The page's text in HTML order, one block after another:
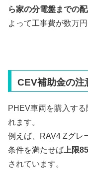
ら家の分電盤までの
よって工事費が数万
CEV補助金の注
PHEV車両を購入す
れます。
例えば、RAV4 Zグレ
条件を満たせば 上限
されています。